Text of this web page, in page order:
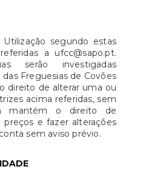
segundo estas
a ufcc@sapo.pt.
serão investigadas
Freguesias de Covões
direito de alterar uma ou
acima referidas, sem
mantém o direito de
e fazer alterações
sem aviso prévio.